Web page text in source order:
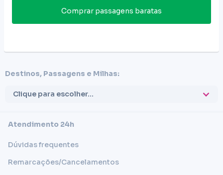
Comprar passagens baratas
Destinos, Passagens e Milhas:
Clique para escolher...
Atendimento 24h
Dúvidas frequentes
Remarcações/Cancelamentos